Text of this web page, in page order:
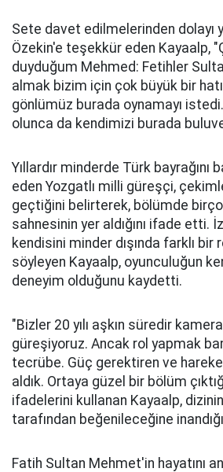
Sete davet edilmelerinden dolayı
Özekin'e teşekkür eden Kayaalp,
duyduğum Mehmed: Fetihler
almak bizim için çok büyük bir
gönlümüz burada oynamayı
olunca da kendimizi burada
Yıllardır minderde Türk bayrağını
eden Yozgatlı milli güreşçi,
geçtiğini belirterek, bölümde
sahnesinin yer aldığını ifade etti.
kendisini minder dışında farklı bir
söyleyen Kayaalp, oyunculuğun
deneyim olduğunu kaydetti.
"Bizler 20 yılı aşkın süredir
güreşiyoruz. Ancak rol yapmak
tecrübe. Güç gerektiren ve
aldık. Ortaya güzel bir bölüm
ifadelerini kullanan Kayaalp,
tarafından beğenileceğine
Fatih Sultan Mehmet'in hayatını